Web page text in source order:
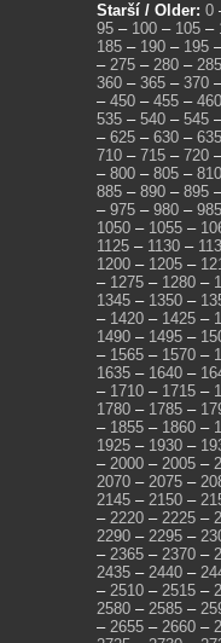
Starší / Older: 0
95 – 100 – 105 –
185 – 190 – 195
– 275 – 280 – 285
360 – 365 – 370
– 450 – 455 – 460
535 – 540 – 545
– 625 – 630 – 635
710 – 715 – 720
– 800 – 805 – 810
885 – 890 – 895
– 975 – 980 – 985
1050 – 1055 –
1125 – 1130 –
1200 – 1205 –
– 1275 – 1280 –
1345 – 1350 –
– 1420 – 1425 –
1490 – 1495 –
– 1565 – 1570 –
1635 – 1640 –
– 1710 – 1715 –
1780 – 1785 –
– 1855 – 1860 –
1925 – 1930 –
– 2000 – 2005 –
2070 – 2075 –
2145 – 2150 –
– 2220 – 2225 –
2290 – 2295 –
– 2365 – 2370 –
2435 – 2440 –
– 2510 – 2515 –
2580 – 2585 –
– 2655 – 2660 –